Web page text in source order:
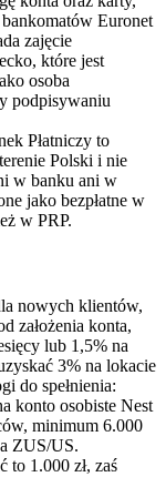
Euronet
zajęcie
które jest
osoba
podpisywaniu
Płatniczy to
Polski i nie
w banku ani w
jako bezpłatne w
w PRP.
nowych klientów,
założenia konta,
lub 1,5% na
3% na lokacie
do spełnienia:
konto osobiste Nest
minimum 6.000
ZUS/US.
to 1.000 zł, zaś